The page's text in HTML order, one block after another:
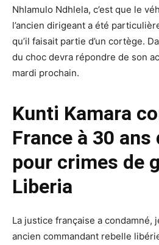
Nhlamulo Ndhlela, c’est que le
l’ancien dirigeant a été
qu’il faisait partie d’un cortège.
du choc devra répondre de son
mardi prochain.
Kunti Kamara
France à 30 ans
pour crimes de
Liberia
La justice française a condamné,
ancien commandant rebelle